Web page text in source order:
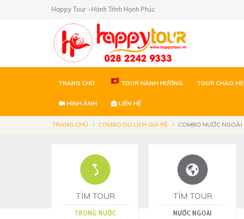
Happy Tour - Hành Trình Hạnh Phúc
TRANG CHỦ TOUR HÀNH HƯƠNG TOUR CHÀO HÈ
HÌNH ẢNH LIÊN HỆ
TRANG CHỦ COMBO DU LỊCH GIÁ RẺ COMBO NƯỚC NGOÀI
TÌM TOUR
TRONG NƯỚC
TÌM TOUR
NƯỚC NGOÀI